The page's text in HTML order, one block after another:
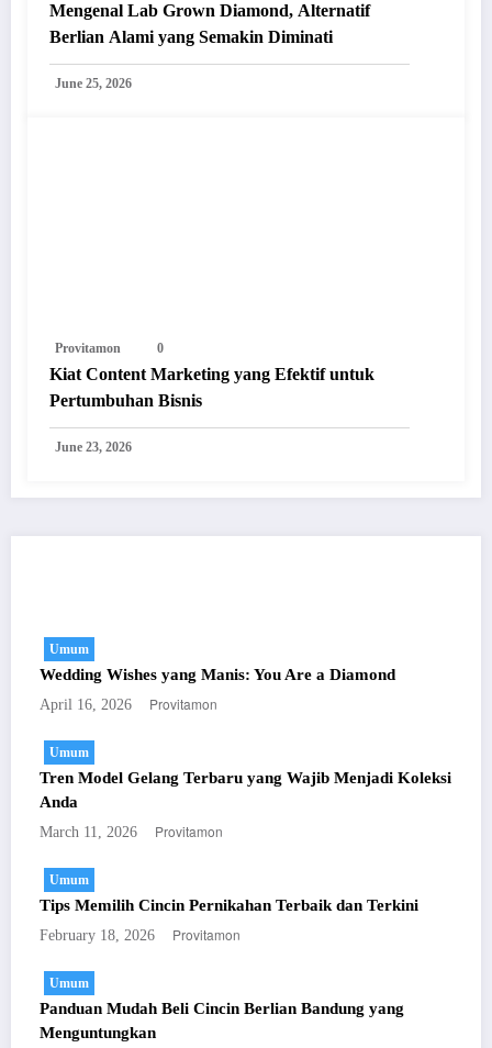
Mengenal Lab Grown Diamond, Alternatif
Berlian Alami yang Semakin Diminati
June 25, 2026
Provitamon 0
Kiat Content Marketing yang Efektif untuk
Pertumbuhan Bisnis
June 23, 2026
Umum
Wedding Wishes yang Manis: You Are a Diamond
April 16, 2026 Provitamon
Umum
Tren Model Gelang Terbaru yang Wajib Menjadi Koleksi
Anda
March 11, 2026 Provitamon
Umum
Tips Memilih Cincin Pernikahan Terbaik dan Terkini
February 18, 2026 Provitamon
Umum
Panduan Mudah Beli Cincin Berlian Bandung yang
Menguntungkan